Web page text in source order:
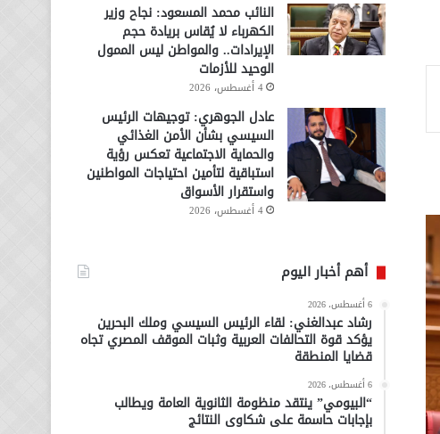
النائب محمد المسعود: نجاح وزير
الكهرباء لا يُقاس بريادة حجم
الإيرادات.. والمواطن ليس الممول
الوحيد للأزمات
4 أغسطس، 2026
عادل الجوهري: توجيهات الرئيس
السيسي بشأن الأمن الغذائي
والحماية الاجتماعية تعكس رؤية
استباقية لتأمين احتياجات المواطنين
واستقرار الأسواق
4 أغسطس، 2026
أهم أخبار اليوم
6 أغسطس، 2026
رشاد عبدالغني: لقاء الرئيس السيسي وملك البحرين
يؤكد قوة التحالفات العربية وثبات الموقف المصري تجاه
قضايا المنطقة
6 أغسطس، 2026
“البيومي” ينتقد منظومة الثانوية العامة ويطالب
بإجابات حاسمة على شكاوى النتائج